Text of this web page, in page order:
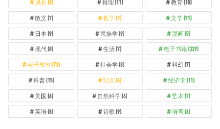
成长 (8) 推理 (11) 教育(10)
散文 (7) 数学(7) 文学(91)
日本 (9) 民族学(9) 漫画(5)
现代(8) 生活(7) 电子书籍(329)
电子教材(73) 社会学(8) 科幻 (7)
科普(15) 纪实(6) 经济学(11)
美国 (6) 自然科学(6) 艺术(7)
英语(8) 诗歌 (9) 语言(6)